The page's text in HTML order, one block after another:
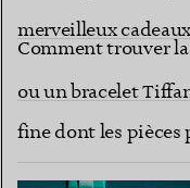
merveilleux
Comment trouver
ou un bracelet
Comment
fine dont les pièces
ensemble ?